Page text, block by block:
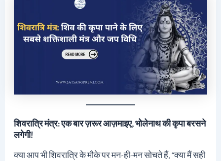
शिवरात्रि मंत्र: एक बार ज़रूर आज़माइए, भोलेनाथ की कृपा बरसने
लगेगी!
क्या आप भी शिवरात्रि के मौके पर मन-ही-मन सोचते हैं, “क्या मैं सही